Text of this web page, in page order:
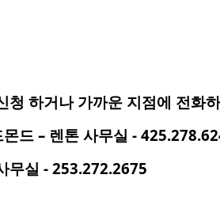
청 하거나 가까운 지점에 전화
드 – 렌톤 사무실 -
무실 - 253.272.2675